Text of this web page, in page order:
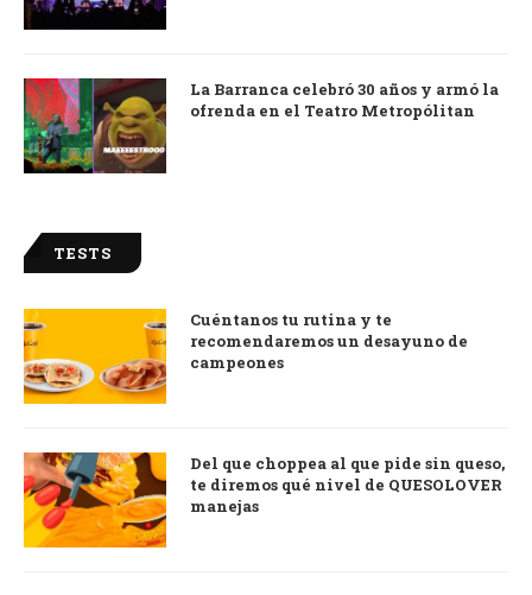
La Barranca celebró 30 años y armó la
ofrenda en el Teatro Metropólitan
TESTS
Cuéntanos tu rutina y te
recomendaremos un desayuno de
campeones
Del que choppea al que pide sin queso,
te diremos qué nivel de QUESOLOVER
manejas